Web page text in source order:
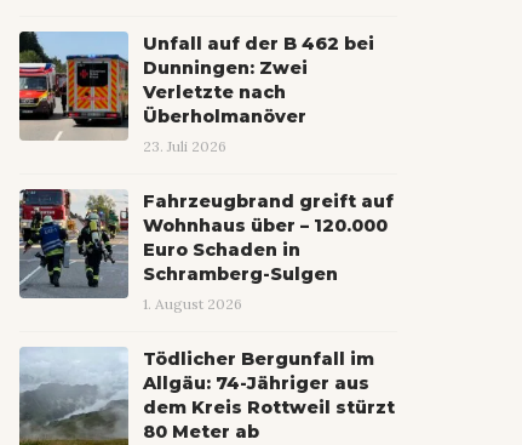
Unfall auf der B 462 bei
Dunningen: Zwei
Verletzte nach
Überholmanöver
23. Juli 2026
Fahrzeugbrand greift auf
Wohnhaus über – 120.000
Euro Schaden in
Schramberg-Sulgen
1. August 2026
Tödlicher Bergunfall im
Allgäu: 74-Jähriger aus
dem Kreis Rottweil stürzt
80 Meter ab